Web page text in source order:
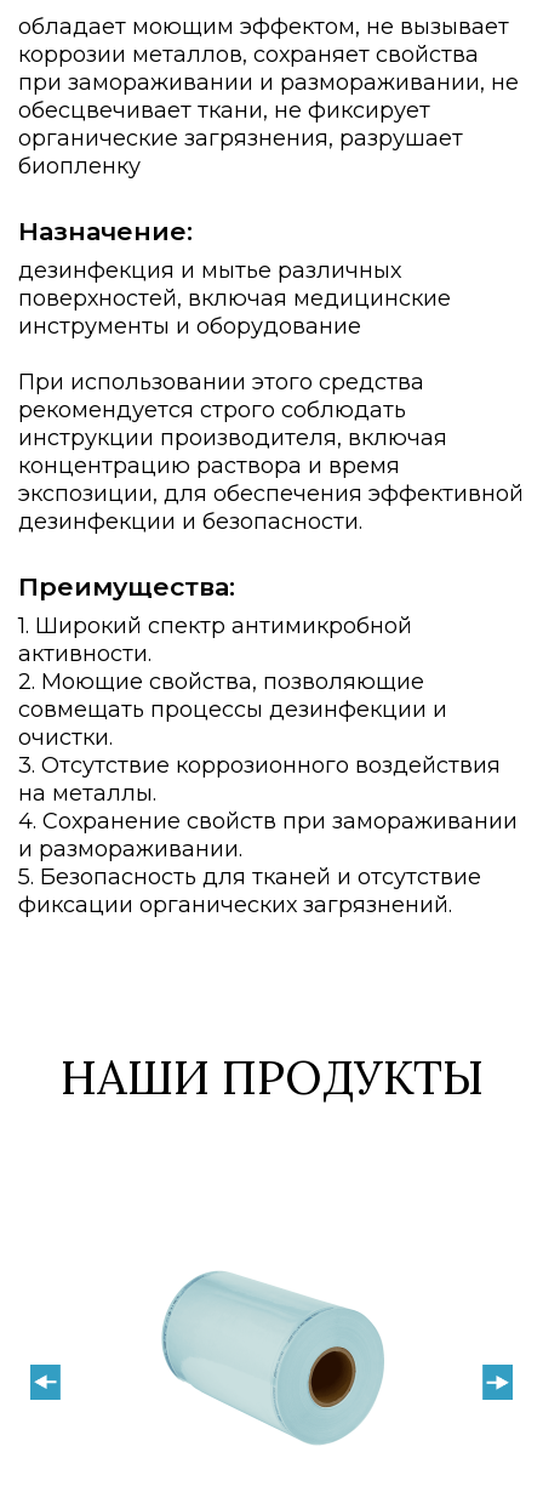
обладает моющим эффектом, не вызывает
коррозии металлов, сохраняет свойства
при замораживании и размораживании, не
обесцвечивает ткани, не фиксирует
органические загрязнения, разрушает
биопленку
Назначение:
дезинфекция и мытье различных
поверхностей, включая медицинские
инструменты и оборудование
При использовании этого средства
рекомендуется строго соблюдать
инструкции производителя, включая
концентрацию раствора и время
экспозиции, для обеспечения эффективной
дезинфекции и безопасности.
Преимущества:
1. Широкий спектр антимикробной
активности.
2. Моющие свойства, позволяющие
совмещать процессы дезинфекции и
очистки.
3. Отсутствие коррозионного воздействия
на металлы.
4. Сохранение свойств при замораживании
и размораживании.
5. Безопасность для тканей и отсутствие
фиксации органических загрязнений.
НАШИ ПРОДУКТЫ